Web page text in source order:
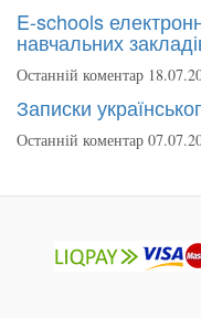
E-schools
навчальних
Останній коментар
Записки
Останній коментар